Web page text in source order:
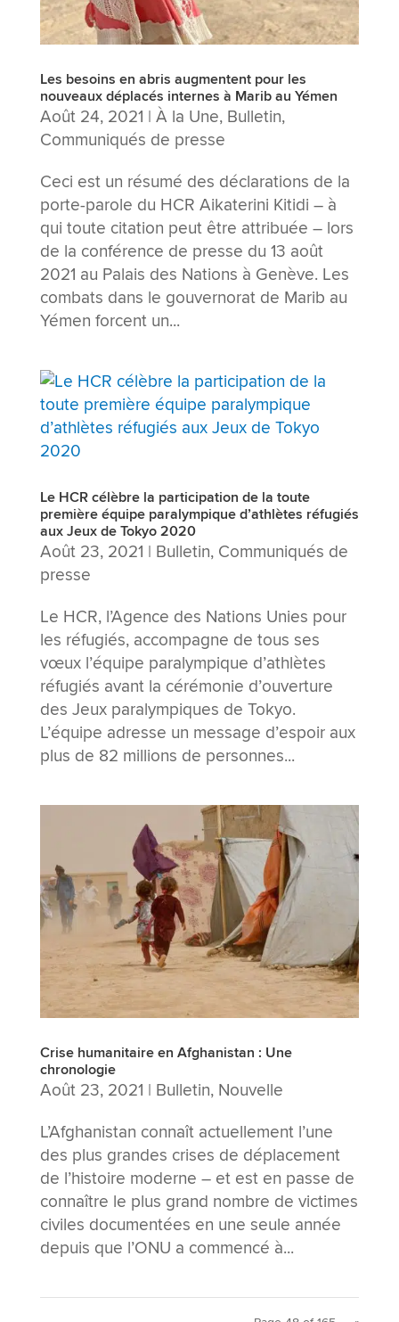
Les besoins en abris augmentent pour les
nouveaux déplacés internes à Marib au Yémen
Août 24, 2021 | À la Une, Bulletin,
Communiqués de presse
Ceci est un résumé des déclarations de la
porte-parole du HCR Aikaterini Kitidi – à
qui toute citation peut être attribuée – lors
de la conférence de presse du 13 août
2021 au Palais des Nations à Genève. Les
combats dans le gouvernorat de Marib au
Yémen forcent un...
Le HCR célèbre la participation de la toute
première équipe paralympique d’athlètes réfugiés
aux Jeux de Tokyo 2020
Août 23, 2021 | Bulletin, Communiqués de
presse
Le HCR, l’Agence des Nations Unies pour
les réfugiés, accompagne de tous ses
vœux l’équipe paralympique d’athlètes
réfugiés avant la cérémonie d’ouverture
des Jeux paralympiques de Tokyo.
L’équipe adresse un message d’espoir aux
plus de 82 millions de personnes...
Crise humanitaire en Afghanistan : Une
chronologie
Août 23, 2021 | Bulletin, Nouvelle
L’Afghanistan connaît actuellement l’une
des plus grandes crises de déplacement
de l’histoire moderne – et est en passe de
connaître le plus grand nombre de victimes
civiles documentées en une seule année
depuis que l’ONU a commencé à...